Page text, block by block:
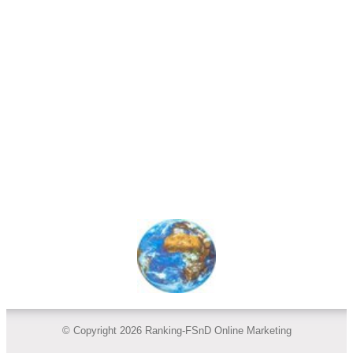
© Copyright 2026 Ranking-FSnD Online Marketing